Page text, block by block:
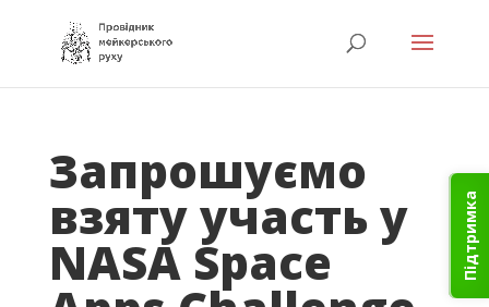
Підтримка
Запрошуємо
взяту участь у
NASA Space